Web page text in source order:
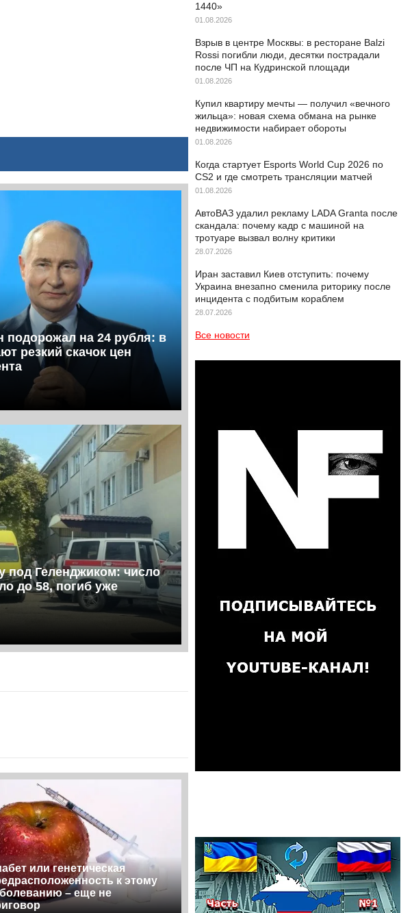
подорожал на 24 рубля: в
резкий скачок цен
под Геленджиком: число
до 58, погиб уже
или генетическая
к этому
– еще не
1440»
01.08.2026
Взрыв в центре Москвы: в ресторане Balzi
Rossi погибли люди, десятки пострадали
после ЧП на Кудринской площади
01.08.2026
Купил квартиру мечты — получил «вечного
жильца»: новая схема обмана на рынке
недвижимости набирает обороты
01.08.2026
Когда стартует Esports World Cup 2026 по
CS2 и где смотреть трансляции матчей
01.08.2026
АвтоВАЗ удалил рекламу LADA Granta после
скандала: почему кадр с машиной на
тротуаре вызвал волну критики
28.07.2026
Иран заставил Киев отступить: почему
Украина внезапно сменила риторику после
инцидента с подбитым кораблем
28.07.2026
Все новости